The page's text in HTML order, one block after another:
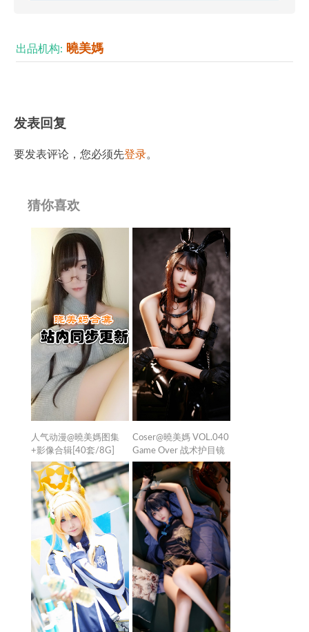
出品机构: 曉美媽
发表回复
要发表评论，您必须先登录。
猜你喜欢
人气动漫@曉美媽图集
+影像合辑[40套/8G]
Coser@曉美媽 VOL.040
Game Over 战术护目镜
图 [51P／149MB]